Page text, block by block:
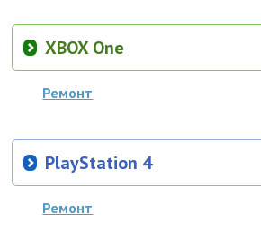
XBOX One
Ремонт
PlayStation 4
Ремонт